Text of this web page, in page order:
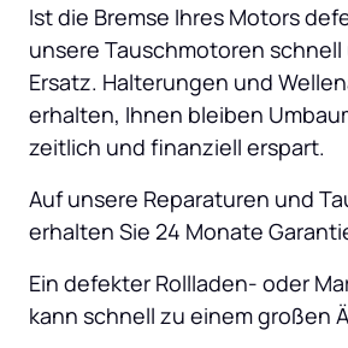
Ist die Bremse Ihres Motors
unsere Tauschmotoren
Ersatz. Halterungen und
erhalten, Ihnen bleiben
zeitlich und finanziell erspart.
Auf unsere Reparaturen und
erhalten Sie 24 Monate
Ein defekter Rollladen- oder